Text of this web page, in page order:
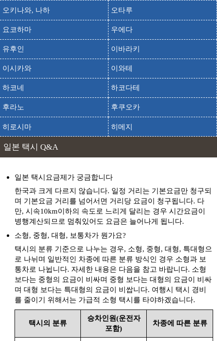
출발
도착
유니클로 니이츠점
출발
유니클로 라브라 반다이점
출발
유니클로 리버사이드 센슈점
출발
유니클로 메이케점
출발
도착
유니클로 시바타점
출발
도착
유니클로 아크로스프라자 나가오카점
출발
유니클로 이온몰 니이가타미나미점
출발
유니클로 죠에츠점
출발
도착
유니클로 츠바메산죠점
출발
도착
유니클로 카시와자키점
출발
도착 유니클로 후레스포 아카미치점
출발 도착
유자와 고원 스키장
유자와 코겐 스키장
출발 도착
유자와나카자토 스키장
유자와나카자토 스노우 리조트
출발
도착 이시우치마루야마 스키장
출발 도착
이야히코 신사
이야히코 진자
출발
도착 이왓파라 스키장
도착
이케노타이라 온천 스키장
이케노타이라 온센 스키장
오키나와, 나하 오타루
요코하마 우에다
유후인 이바라키
이시카와 이와테
하코네 하코다테
후라노 후쿠오카
히로시마 히메지
일본 택시 Q&A
일본 택시요금제가 궁금합니다
한국과 크게 다르지 않습니다. 일정 거리는 기본요금만 청구되
며 기본요금 거리를 넘어서면 거리당 요금이 청구됩니다. 다
만, 시속10km이하의 속도로 느리게 달리는 경우 시간요금이
병행계산되므로 멈춰있어도 요금은 늘어나게 됩니다.
소형, 중형, 대형, 보통차가 뭔가요?
택시의 분류 기준으로 나누는 경우, 소형, 중형, 대형, 특대형으
로 나뉘며 일반적인 차종에 따른 분류 방식인 경우 소형과 보
통차로 나뉩니다. 자세한 내용은 다음을 참고 바랍니다. 소형
보다는 중형의 요금이 비싸며 중형 보다는 대형의 요금이 비싸
며 대형 보다는 특대형의 요금이 비쌉니다. 여행시 택시 경비
를 줄이기 위해서는 가급적 소형 택시를 타야하겠습니다.
택시의 분류
승차인원(운전자
포함)
차종에 따른 분류